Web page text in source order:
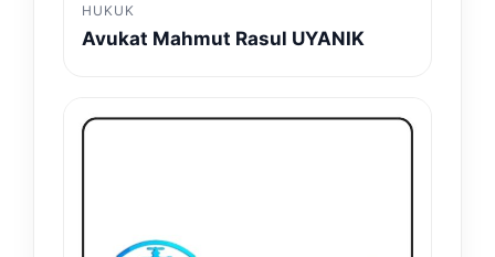
HUKUK
Avukat Mahmut Rasul UYANIK